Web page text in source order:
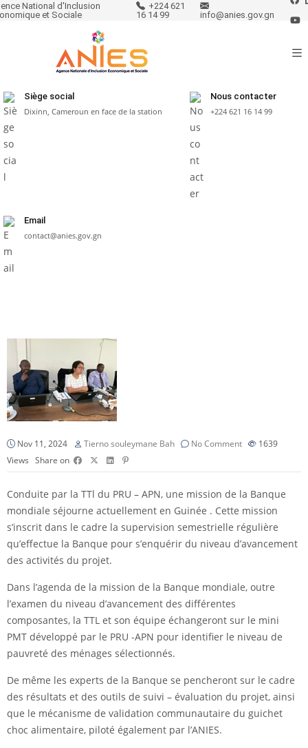
National d'Inclusion
et Sociale
+224 621
16 14 99
info@anies.gov.gn
Siège social
Dixinn, Cameroun en face de la station
Nous contacter
+224 621 16 14 99
Email
contact@anies.gov.gn
Nov 11, 2024 Tierno souleymane Bah No Comment
1639
Views Share on
Conduite par la TTl du PRU – APN, une mission de la Banque
mondiale séjourne actuellement en Guinée . Cette mission
s’inscrit dans le cadre la supervision semestrielle régulière
qu’effectue la Banque pour s’enquérir du niveau d’avancement
des activités du projet.
Dans l’agenda de la mission de la Banque mondiale, outre
l’examen du niveau d’avancement des différentes
composantes, la TTL et son équipe échangeront sur le mini
PMT développé par le PRU -APN pour identifier le niveau de
pauvreté des ménages sélectionnés.
De même les experts de la Banque se pencheront sur le cadre
des résultats et des outils de suivi – évaluation du projet, ainsi
que le mécanisme de validation communautaire du guichet
choc alimentaire, piloté également par l’ANIES.